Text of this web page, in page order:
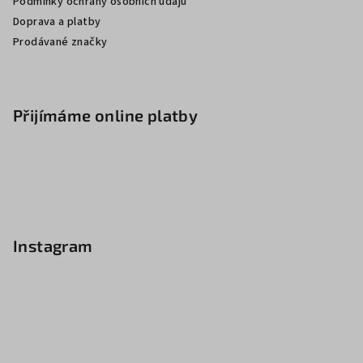
Doprava a platby
Prodávané značky
Přijímáme online platby
Instagram